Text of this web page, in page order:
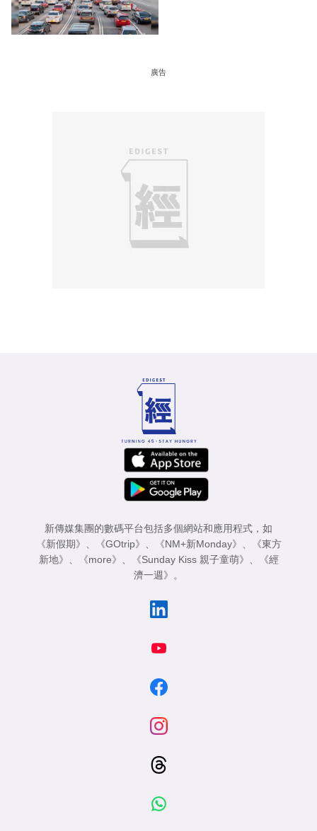
廣告
新傳媒集團的數碼平台包括多個網站和應用程式，如
《新假期》
《GOtrip》 《NM+新Monday》
《東方
新地》
《more》 《Sunday Kiss 親子童萌》
《經
濟一週》
。